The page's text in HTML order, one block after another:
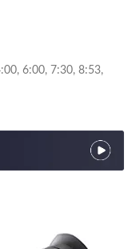
6:00, 7:30, 8:53,